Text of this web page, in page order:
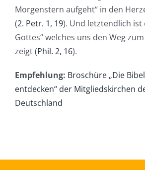
Morgenstern aufgeht“ in den
(2. Petr. 1, 19). Und letztendlich ist
Gottes“ welches uns den Weg
zeigt (Phil. 2, 16).
Empfehlung: Broschüre „Die
entdecken“ der Mitgliedskirchen
Deutschland